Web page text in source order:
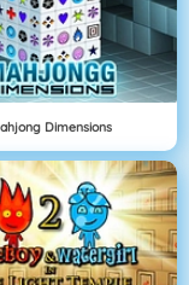
Dimensions